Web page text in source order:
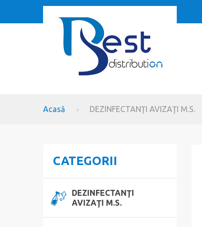
Acasă DEZINFECTANŢI AVIZAŢI M.S.
CATEGORII
DEZINFECTANŢI
AVIZAŢI M.S.